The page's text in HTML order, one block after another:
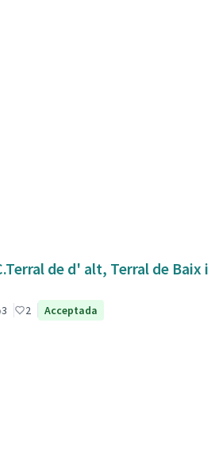
de d' alt, Terral de Baix
3 2 Acceptada